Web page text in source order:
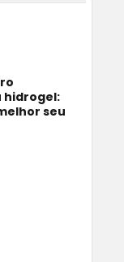
hidrogel:
seu